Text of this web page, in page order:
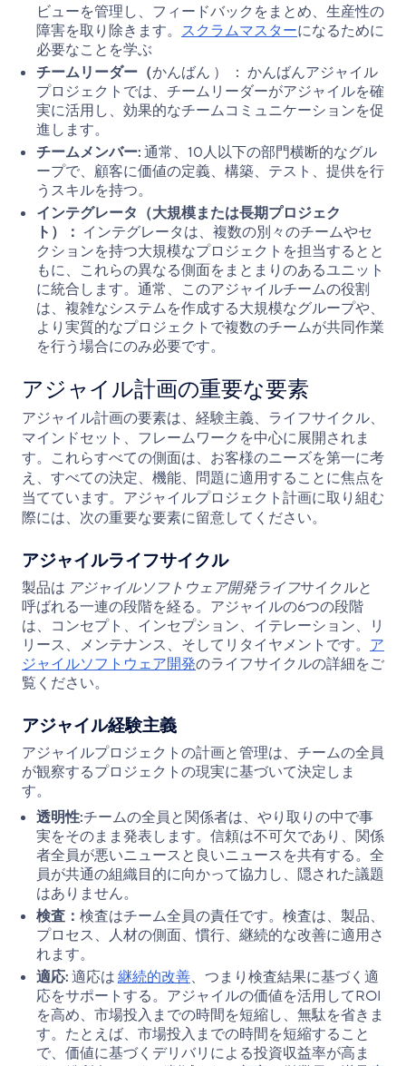
ビューを管理し、フィードバックをまとめ、生産性の
障害を取り除きます。 スクラムマスターになるために
必要なことを学ぶ
チームリーダー（かんばん ） ： かんばんアジャイル
プロジェクトでは、チームリーダーがアジャイルを確
実に活用し、効果的なチームコミュニケーションを促
進します。
チームメンバー:通常、10人以下の部門横断的なグル
ープで、顧客に価値の定義、構築、テスト、提供を行
うスキルを持つ。
インテグレータ（大規模または長期プロジェク
ト）： インテグレータは、複数の別々のチームやセ
クションを持つ大規模なプロジェクトを担当するとと
もに、これらの異なる側面をまとまりのあるユニット
に統合します。通常、このアジャイルチームの役割
は、複雑なシステムを作成する大規模なグループや、
より実質的なプロジェクトで複数のチームが共同作業
を行う場合にのみ必要です。
アジャイル計画の重要な要素
アジャイル計画の要素は、経験主義、ライフサイクル、
マインドセット、フレームワークを中心に展開されま
す。これらすべての側面は、お客様のニーズを第一に考
え、すべての決定、機能、問題に適用することに焦点を
当てています。アジャイルプロジェクト計画に取り組む
際には、次の重要な要素に留意してください。
アジャイルライフサイクル
製品は アジャイルソフトウェア開発ライフサイクルと
呼ばれる一連の段階を経る。アジャイルの6つの段階
は、コンセプト、インセプション、イテレーション、リ
リース、メンテナンス、そしてリタイヤメントです。 ア
ジャイルソフトウェア開発のライフサイクルの詳細をご
覧ください。
アジャイル経験主義
アジャイルプロジェクトの計画と管理は、チームの全員
が観察するプロジェクトの現実に基づいて決定しま
す。
透明性:チームの全員と関係者は、やり取りの中で事
実をそのまま発表します。信頼は不可欠であり、関係
者全員が悪いニュースと良いニュースを共有する。全
員が共通の組織目的に向かって協力し、隠された議題
はありません。
検査： 検査はチーム全員の責任です。検査は、製品、
プロセス、人材の側面、慣行、継続的な改善に適用さ
れます。
適応:適応は継続的改善、つまり検査結果に基づく適
応をサポートする。アジャイルの価値を活用してROI
を高め、市場投入までの時間を短縮し、無駄を省きま
す。たとえば、市場投入までの時間を短縮すること
で、価値に基づくデリバリによる投資収益率が高ま